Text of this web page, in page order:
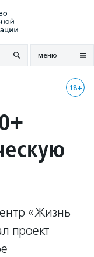
меню
18+
«Жизнь
проект